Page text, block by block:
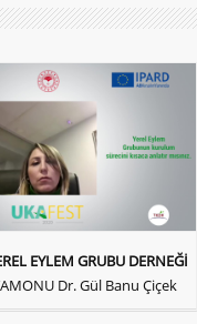
EYLEM GRUBU DERNEĞİ
Dr. Gül Banu Çiçek